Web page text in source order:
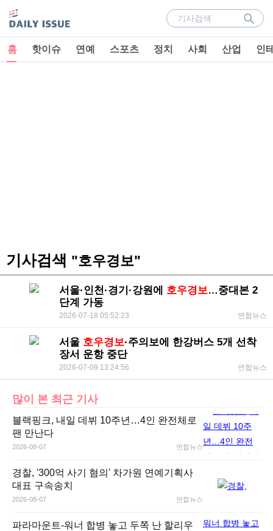
홈 핫이슈 연예 스포츠 정치 사회 산업 인
기사검색 "호우경보"
서울·인천·경기·강원에 호우경보…중대본 2
단계 가동
2026-07-18 05:52:23 연합뉴스
서울 호우경보·주의보에 한강버스 5개 선착
장서 운항 중단
2026-07-09 13:24:56 연합뉴스
많이 본 최근 기사
블랙핑크, 내일 데뷔 10주년…4인 완전체로
팬 만난다
2026-08-07 연합뉴스
경찰, '300억 사기 혐의' 차가원 연예기획사
대표 구속송치
2026-08-07 연합뉴스
파라마운트-워너 합병 놓고 두쪽 난 할리우